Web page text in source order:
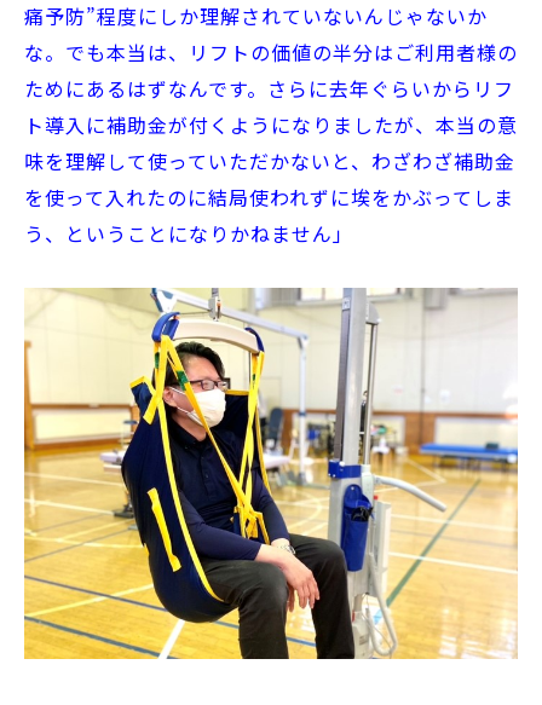
痛予防”程度にしか理解されていないんじゃないか
な。でも本当は、リフトの価値の半分はご利用者様の
ためにあるはずなんです。さらに去年ぐらいからリフ
ト導入に補助金が付くようになりましたが、本当の意
味を理解して使っていただかないと、わざわざ補助金
を使って入れたのに結局使われずに埃をかぶってしま
う、ということになりかねません」